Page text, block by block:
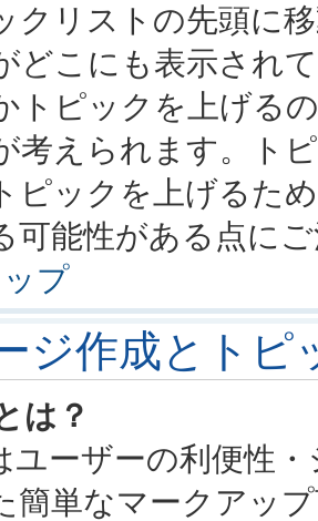
クリストの先頭に
どこにも表示され
トピックを上げる
考えられます。ト
ピックを上げるた
可能性がある点に
プ
ジ作成とトピ
は？
ユーザーの利便性
簡単なマークアッ